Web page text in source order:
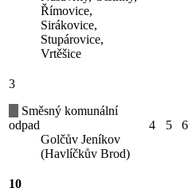
Římovice,
Sirákovice,
Stupárovice,
Vrtěšice
3
Směsný komunální
odpad
Golčův Jeníkov
(Havlíčkův Brod)
4 5 6
10